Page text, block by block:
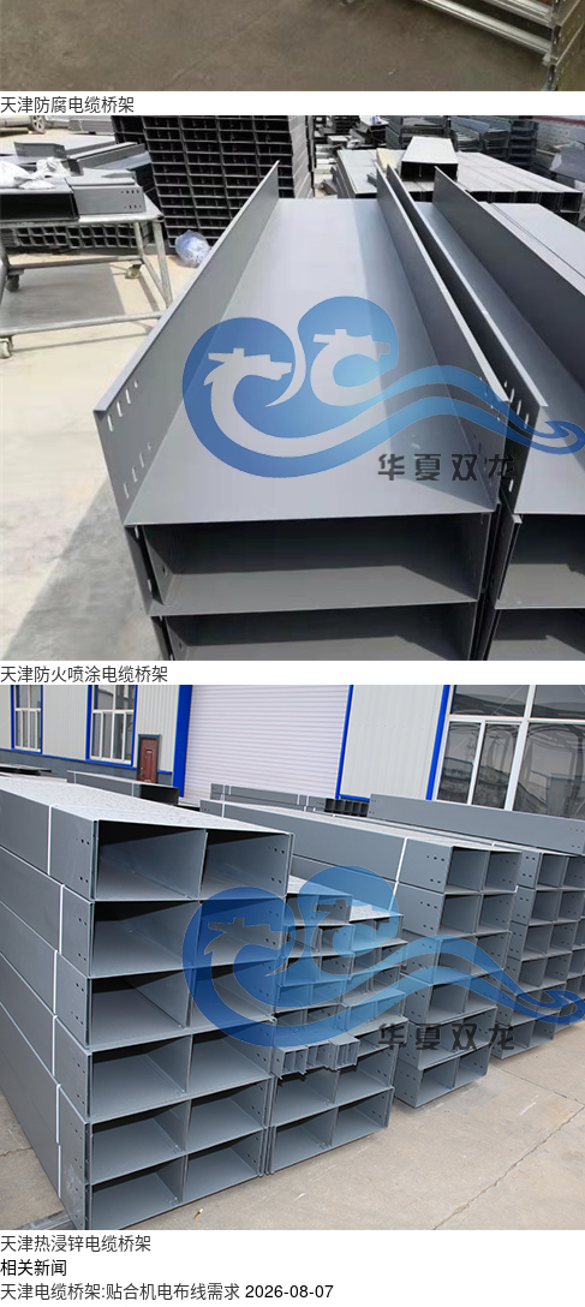
天津防腐电缆桥架
天津防火喷涂电缆桥架
天津热浸锌电缆桥架
相关新闻
天津电缆桥架:贴合机电布线需求 2026-08-07